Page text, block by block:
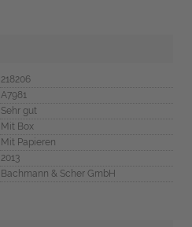
218206
A7981
Sehr gut
Mit Box
Mit Papieren
2013
Bachmann & Scher GmbH